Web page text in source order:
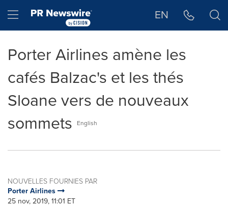
Hamburger menu EN
Porter Airlines amène les
cafés Balzac's et les thés
Sloane vers de nouveaux
sommets
English
NOUVELLES FOURNIES PAR
Porter Airlines
25 nov, 2019, 11:01 ET